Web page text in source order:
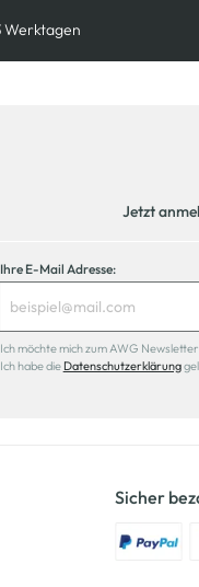
Jetzt
Ihre E-Mail Adresse:
Ich möchte mich zum AWG
Ich habe die Datenschutzerklärung
Sicher